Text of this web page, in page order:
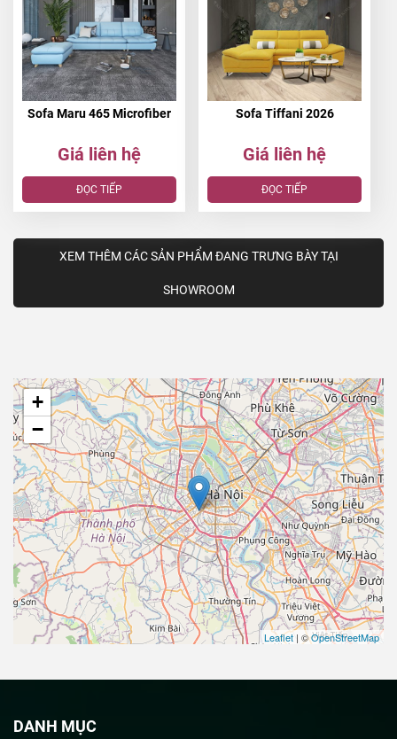
Sofa Maru 465 Microfiber
Giá liên hệ
ĐỌC TIẾP
Sofa Tiffani 2026
Giá liên hệ
ĐỌC TIẾP
XEM THÊM CÁC SẢN PHẨM ĐANG TRƯNG BÀY TẠI
SHOWROOM
+
−
Leaflet | ©OpenStreetMap
DANH MỤC